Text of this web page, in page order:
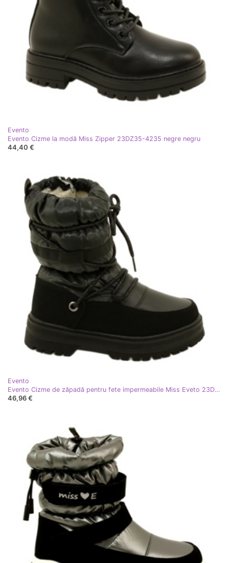
Evento
Evento Cizme la modă Miss Zipper 23DZ35-4235 negre negru
44,40 €
Evento
Evento Cizme de zăpadă pentru fete impermeabile Miss Eveto 23DZ23-6585 Negru
46,96 €